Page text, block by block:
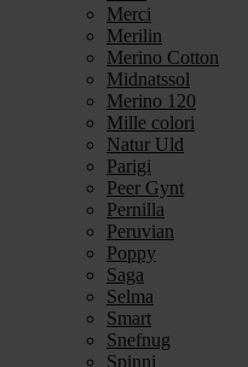
Merci
Merilin
Merino Cotton
Midnatssol
Merino 120
Mille colori
Natur Uld
Parigi
Peer Gynt
Pernilla
Peruvian
Poppy
Saga
Selma
Smart
Snefnug
Spinni